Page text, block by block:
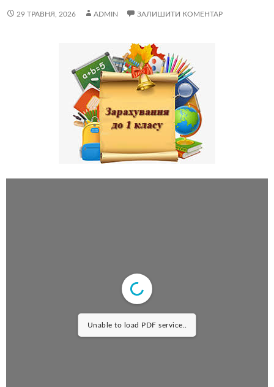
29 ТРАВНЯ, 2026 ADMIN ЗАЛИШИТИ КОМЕНТАР
Unable to load PDF service..